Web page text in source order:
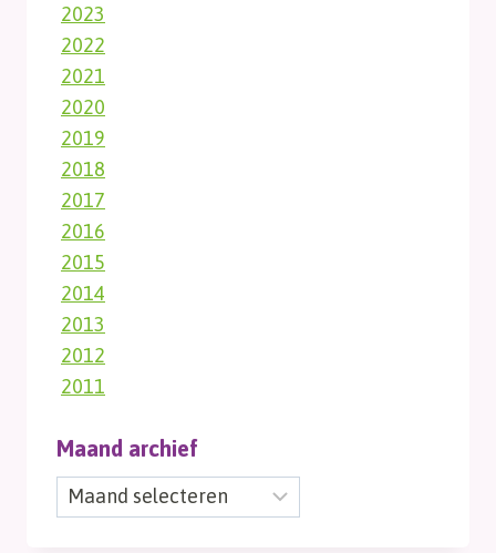
2023
2022
2021
2020
2019
2018
2017
2016
2015
2014
2013
2012
2011
Maand archief
Maand
archief